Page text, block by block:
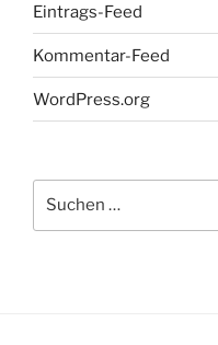
Eintrags-Feed
Kommentar-Feed
WordPress.org
nach: